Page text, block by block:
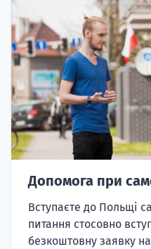
Допомога при
Вступаєте до Польщі
питання стосовно
безкоштовну заявку